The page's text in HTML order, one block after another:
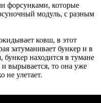
форсунками, которые
модуль, с разным
ковш, в этот
затуманивает бункер и в
бункер находится в тумане
вырывается, то она уже
не улетает.